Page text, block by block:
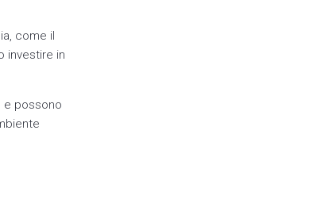
come il
investire in
e possono